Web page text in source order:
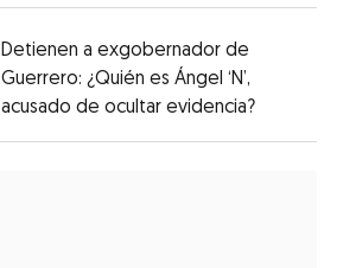
Detienen a exgobernador de
Guerrero: ¿Quién es Ángel ‘N’,
acusado de ocultar evidencia?